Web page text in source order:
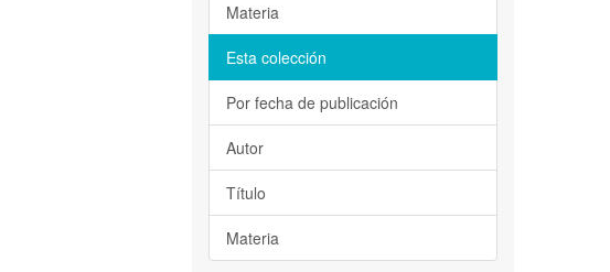
Materia
Esta colección
Por fecha de publicación
Autor
Título
Materia